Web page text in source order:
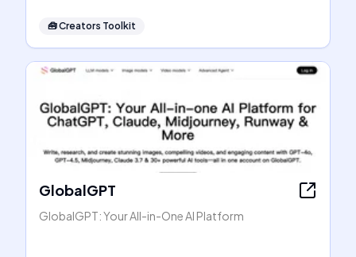
🧰Creators Toolkit
GlobalGPT
GlobalGPT: Your All-in-One AI Platform